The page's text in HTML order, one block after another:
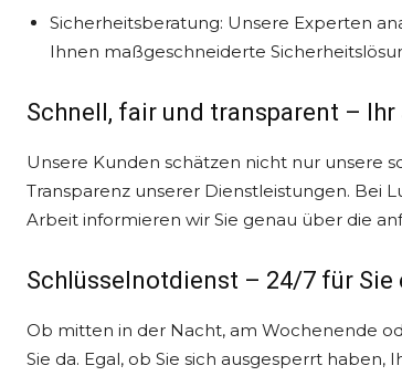
Sicherheitsberatung: Unsere Experten
Ihnen maßgeschneiderte
Schnell, fair und transparent –
Unsere Kunden schätzen nicht nur unsere
Transparenz unserer Dienstleistungen. Bei
Arbeit informieren wir Sie genau über die
Schlüsselnotdienst – 24/7 für Sie
Ob mitten in der Nacht, am Wochenende
Sie da. Egal, ob Sie sich ausgesperrt